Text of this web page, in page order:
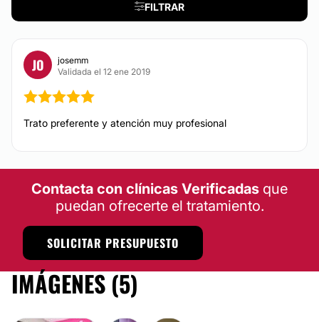
FILTRAR
JO
josemm
Validada el 12 ene 2019
Trato preferente y atención muy profesional
Contacta con clínicas Verificadas que
puedan ofrecerte el tratamiento.
SOLICITAR PRESUPUESTO
IMÁGENES (5)